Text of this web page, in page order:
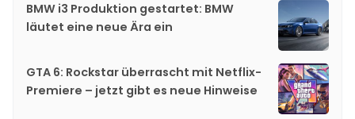
BMW i3 Produktion gestartet: BMW
läutet eine neue Ära ein
GTA 6: Rockstar überrascht mit Netflix-
Premiere – jetzt gibt es neue Hinweise